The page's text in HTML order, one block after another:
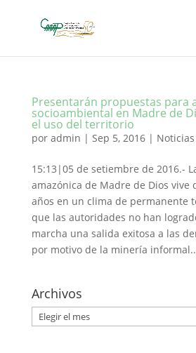
Presentarán propuestas para
socioambiental en Madre de
el uso del territorio
por admin | Sep 5, 2016| Noticias
15:13|05 de setiembre de 2016.-
amazónica de Madre de Dios vive
años en un clima de permanente
que las autoridades no han
marcha una salida exitosa a las
por motivo de la minería
Archivos
Archivos